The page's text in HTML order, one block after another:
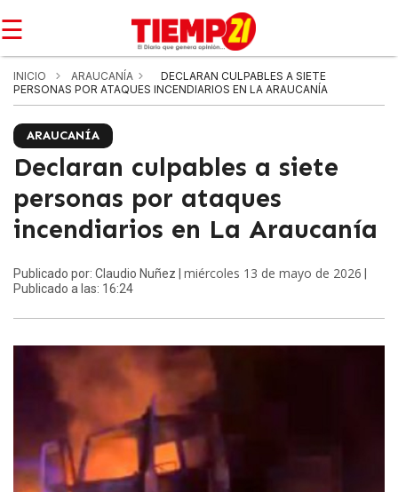
☰
INICIO ARAUCANÍA
DECLARAN CULPABLES A SIETE
PERSONAS POR ATAQUES INCENDIARIOS EN LA ARAUCANÍA
ARAUCANÍA
Declaran culpables a siete
personas por ataques
incendiarios en La Araucanía
Publicado por: Claudio Nuñez | miércoles 13 de mayo de 2026
Publicado a las: 16:24